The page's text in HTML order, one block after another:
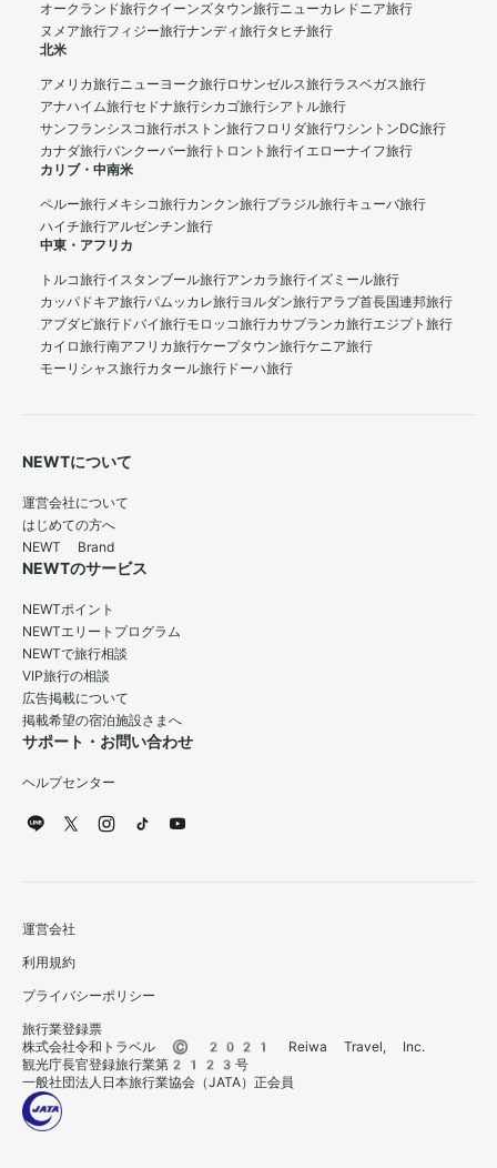
オークランド旅行クイーンズタウン旅行ニューカレドニア旅行
ヌメア旅行フィジー旅行ナンディ旅行タヒチ旅行
北米
アメリカ旅行ニューヨーク旅行ロサンゼルス旅行ラスベガス旅行
アナハイム旅行セドナ旅行シカゴ旅行シアトル旅行
サンフランシスコ旅行ボストン旅行フロリダ旅行ワシントンDC旅行
カナダ旅行バンクーバー旅行 トロント旅行イエローナイフ旅行
カリブ・中南米
ペルー旅行メキシコ旅行カンクン旅行ブラジル旅行キューバ旅行
ハイチ旅行アルゼンチン旅行
中東・アフリカ
トルコ旅行イスタンブール旅行アンカラ旅行イズミール旅行
カッパドキア旅行パムッカレ旅行ヨルダン旅行アラブ首長国連邦旅行
アブダビ旅行 ドバイ旅行モロッコ旅行カサブランカ旅行エジプト旅行
カイロ旅行南アフリカ旅行ケープタウン旅行ケニア旅行
モーリシャス旅行カタール旅行 ドーハ旅行
NEWTについて
運営会社について
はじめての方へ
NEWT Brand
NEWTのサービス
NEWTポイント
NEWTエリートプログラム
NEWTで旅行相談
VIP旅行の相談
広告掲載について
掲載希望の宿泊施設さまへ
サポート・お問い合わせ
ヘルプセンター
運営会社
利用規約
プライバシーポリシー
旅行業登録票
株式会社令和トラベル © 2021 Reiwa Travel, Inc.
観光庁長官登録旅行業第2123号
一般社団法人日本旅行業協会（JATA）正会員